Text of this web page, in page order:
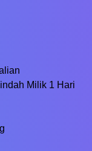
Milik 1 Hari